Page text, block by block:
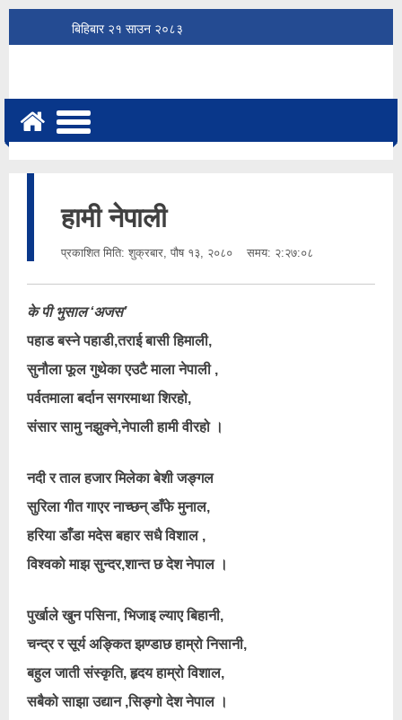
बिहिबार २१ साउन २०८३
हामी नेपाली
प्रकाशित मिति: शुक्रबार, पौष १३, २०८० समय: २:२७:०८
के पी भुसाल ‘अजस’
पहाड बस्ने पहाडी,तराई बासी हिमाली,
सुनौला फूल गुथेका एउटै माला नेपाली ,
पर्वतमाला बर्दान सगरमाथा शिरहो,
संसार सामु नझुक्ने,नेपाली हामी वीरहो ।
नदी र ताल हजार मिलेका बेशी जङ्गल
सुरिला गीत गाएर नाच्छन् डाँफे मुनाल,
हरिया डाँडा मदेस बहार सधै विशाल ,
विश्वको माझ सुन्दर,शान्त छ देश नेपाल ।
पुर्खाले खुन पसिना, भिजाइ ल्याए बिहानी,
चन्द्र र सूर्य अङ्कित झण्डाछ हाम्रो निसानी,
बहुल जाती संस्कृति, हृदय हाम्रो विशाल,
सबैको साझा उद्यान ,सिङ्गो देश नेपाल ।